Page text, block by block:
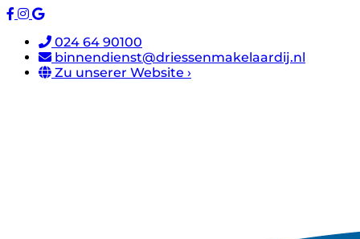
024 64 90100
binnendienst@driessenmakelaardij.nl
Zu unserer Website ›